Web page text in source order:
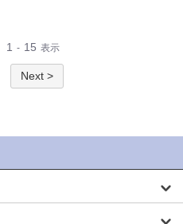
1 - 15 表示
Next >